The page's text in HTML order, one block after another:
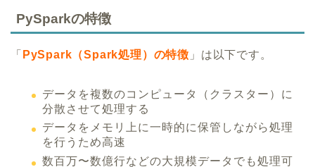
PySparkの特徴
「 PySpark（Spark処理）の特徴 」は以下です。
データを複数のコンピュータ（クラスター）に
分散させて処理する
データをメモリ上に一時的に保管しながら処理
を行うため高速
数百万〜数億行などの大規模データでも処理可